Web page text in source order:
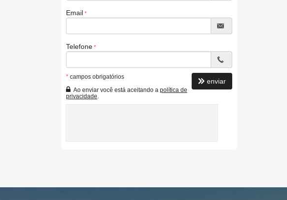
Email
Telefone
* campos obrigatórios
Ao enviar você está aceitando a política de
privacidade
enviar